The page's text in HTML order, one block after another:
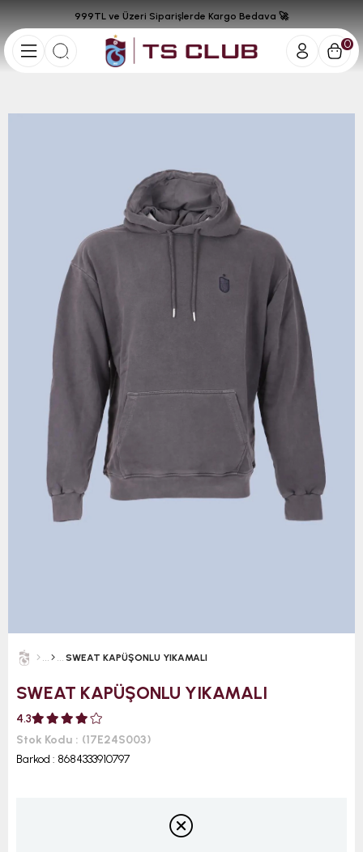
0
999TL ve Üzeri Siparişlerde Kargo Bedava 🚀
SWEAT KAPÜŞONLU YIKAMALI
SWEAT KAPÜŞONLU YIKAMALI
4.3
Stok Kodu
(17E24S003)
Barkod : 8684333910797